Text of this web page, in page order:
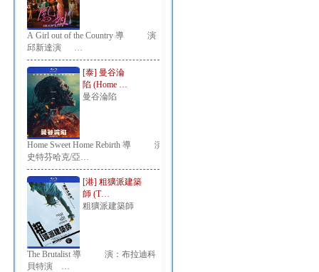
A Girl out of the Country 導 演：
邱新達演 …
[泰] 曼谷淪
陷 (Home …
曼谷淪陷
Home Sweet Home Rebirth 導 演：
史特芬哈克/亞…
[港] 粗獷派建築
師 (T…
粗獷派建築師
The Brutalist 導 演：布拉迪科
貝特演 …